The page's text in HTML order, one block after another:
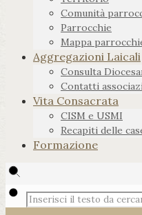
Comunità
Parrocchie
Mappa
Aggregazioni Laicali
Consulta
Contatti
Vita Consacrata
CISM e USMI
Recapiti delle
Formazione